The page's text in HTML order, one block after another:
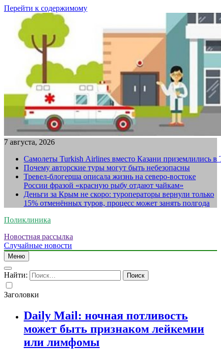
Перейти к содержимому
7 августа, 2026
Самолеты Turkish Airlines вместо Казани приземлились в
Почему авторские туры могут быть небезопасны
Тревел-блогерша описала жизнь на северо-востоке
России фразой «красную рыбу отдают чайкам»
Деньги за Крым не скоро: туроператоры вернули только
15% отменённых туров, процесс может занять полгода
Поликлиника
Новостная рассылка
Случайные новости
Меню
Найти:
Заголовки
Daily Mail: ночная потливость
может быть признаком лейкемии
или лимфомы